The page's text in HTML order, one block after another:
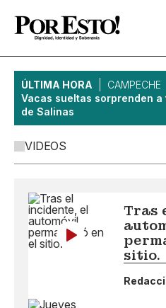
ÚLTIMA HORA
CAMPECHE
Vacas sueltas sorprenden
de Salinas
VIDEOS
Tras
sitio.